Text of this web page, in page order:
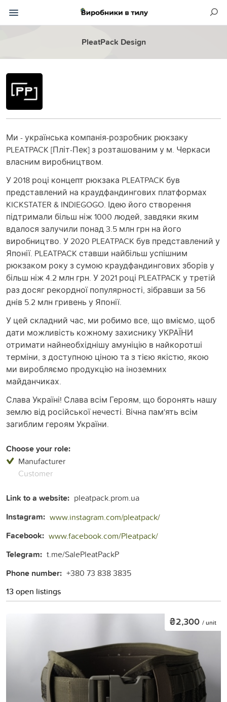
PleatPack Design
Ми - українська компанія-розробник рюкзаку
PLEATPACK [Пліт-Пек] з розташованим у м. Черкаси
власним виробництвом.
У 2018 році концепт рюкзака PLEATPACK був
представлений на краудфандингових платформах
KICKSTATER & INDIEGOGO. Ідею його створення
підтримали більш ніж 1000 людей, завдяки яким
вдалося залучили понад 3.5 млн грн на його
виробництво. У 2020 PLEATPACK був представлений у
Японії. PLEATPACK ставши найбільш успішним
рюкзаком року з сумою краудфандингових зборів у
більш ніж 4.2 млн грн. У 2021 році PLEATPACK у третій
раз досяг рекордної популярності, зібравши за 56
днів 5.2 млн гривень у Японії.
У цей складний час, ми робимо все, що вміємо, щоб
дати можливість кожному захиснику УКРАЇНИ
отримати найнеобхіднішу амуніцію в найкоротші
терміни, з доступною ціною та з тією якістю, якою
ми виробляємо продукцію на іноземних
майданчиках.
Слава Україні! Слава всім Героям, що боронять нашу
землю від російської нечесті. Вічна пам'ять всім
загиблим героям України.
Choose your role:
Manufacturer
Customer
Link to a website: pleatpack.prom.ua
Instagram: www.instagram.com/pleatpack/
Facebook: www.facebook.com/Pleatpack/
Telegram: t.me/SalePleatPackP
Phone number: +380 73 838 3835
13 open listings
₴2,300 / unit